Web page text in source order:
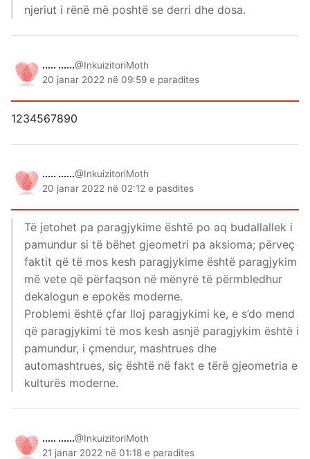
njeriut i rënë më poshtë se derri dhe dosa.
..... ......@InkuizitoriMoth
20 janar 2022 në 09:59 e paradites
1234567890
..... ......@InkuizitoriMoth
20 janar 2022 në 02:12 e pasdites
Të jetohet pa paragjykime është po aq budallallek i
pamundur si të bëhet gjeometri pa aksioma; përveç
faktit që të mos kesh paragjykime është paragjykim
më vete që përfaqson në mënyrë të përmbledhur
dekalogun e epokës moderne.
Problemi është çfar lloj paragjykimi ke, e s’do mend
që paragjykimi të mos kesh asnjë paragjykim është i
pamundur, i çmendur, mashtrues dhe
automashtrues, siç është në fakt e tërë gjeometria e
kulturës moderne.
..... ......@InkuizitoriMoth
21 janar 2022 në 01:18 e paradites